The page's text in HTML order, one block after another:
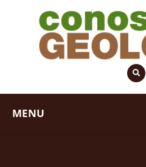
MENU